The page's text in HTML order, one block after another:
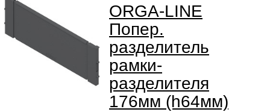
ORGA-LINE
Попер.
разделитель
рамки-
разделителя
176мм (h64мм)